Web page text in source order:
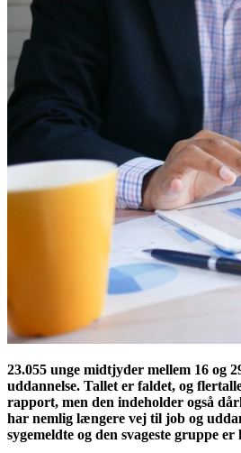
23.055 unge midtjyder mellem 16 og
uddannelse. Tallet er faldet, og
rapport, men den indeholder også
har nemlig længere vej til job og
sygemeldte og den svageste gruppe er